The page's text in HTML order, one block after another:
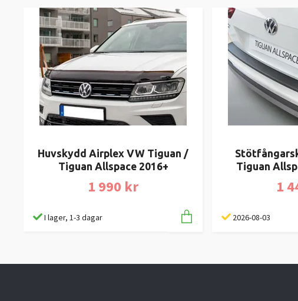
Huvskydd Airplex VW Tiguan /
Tiguan Allspace 2016+
1 990 kr
I lager, 1-3 dagar
Tiguan
1
2026-08-03